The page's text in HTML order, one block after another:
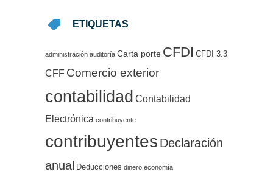
ETIQUETAS
administración auditoría Carta porte CFDI CFDI 3.3
CFF Comercio exterior
contabilidad Contabilidad
Electrónica contribuyente
contribuyentes Declaración
anual Deducciones dinero economía